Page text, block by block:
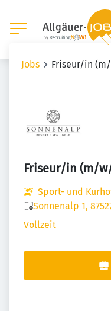
Jobs Friseur/in
Friseur/in (m/
Sport- und
Sonnenalp 1,
Vollzeit